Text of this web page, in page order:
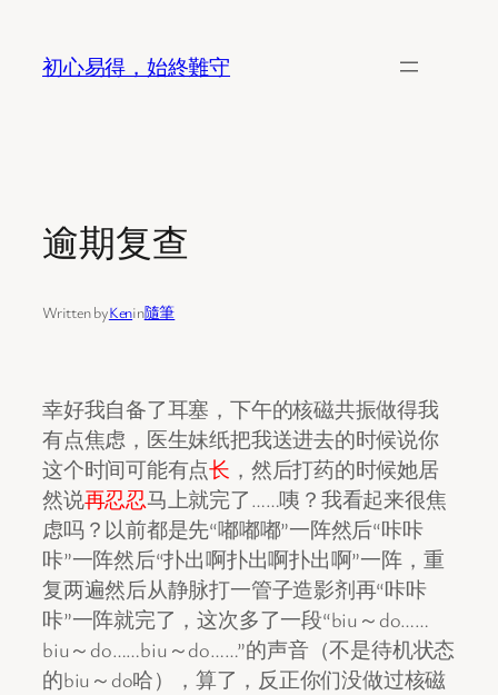
content
初心易得，始終難守
逾期复查
Written byKenin隨筆
幸好我自备了耳塞，下午的核磁共振做得我
有点焦虑，医生妹纸把我送进去的时候说你
这个时间可能有点长 ，然后打药的时候她居
然说再忍忍马上就完了……咦？我看起来很焦
虑吗？以前都是先“嘟嘟嘟”一阵然后“咔咔
咔”一阵然后“扑出啊扑出啊扑出啊”一阵，重
复两遍然后从静脉打一管子造影剂再“咔咔
咔”一阵就完了，这次多了一段“biu～do……
biu～do……biu～do……”的声音（不是待机状态
的biu～do哈），算了，反正你们没做过核磁